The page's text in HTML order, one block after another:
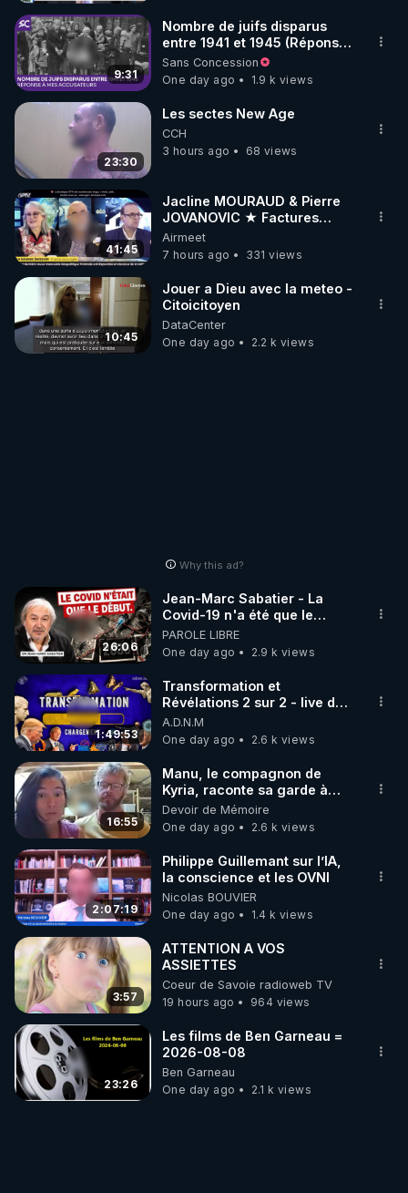
9:31
Nombre de juifs disparus
entre 1941 et 1945 (Réponse
à mes accusateurs)
Sans Concession
One day ago
1.9 k views
23:30
Les sectes New Age
CCH
3 hours ago
68 views
41:45
Jacline MOURAUD & Pierre
JOVANOVIC ★ Factures
Impayées : Où Est Passé Le
Pognon ?
Airmeet
7 hours ago
331 views
10:45
Jouer a Dieu avec la meteo -
Citoicitoyen
DataCenter
One day ago
2.2 k views
Why this ad?
26:06
Jean-Marc Sabatier - La
Covid-19 n'a été que le
début - L'ARNm & l'ARNm-aa
jusqu où auront-t-il ?
PAROLE LIBRE
One day ago
2.9 k views
1:49:53
Transformation et
Révélations 2 sur 2 - live du
07/08/26
A.D.N.M
One day ago
2.6 k views
16:55
Manu, le compagnon de
Kyria, raconte sa garde à
vue musclée. PARTAGEZ!
Devoir de Mémoire
One day ago
2.6 k views
2:07:19
Philippe Guillemant sur l’IA,
la conscience et les OVNI
Nicolas BOUVIER
One day ago
1.4 k views
3:57
ATTENTION A VOS
ASSIETTES
Coeur de Savoie radioweb TV
19 hours ago
964 views
23:26
Les films de Ben Garneau =
2026-08-08
Ben Garneau
One day ago
2.1 k views